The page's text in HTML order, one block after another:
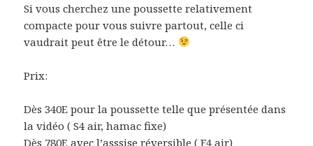
Si vous cherchez une poussette relativement
compacte pour vous suivre partout, celle ci
vaudrait peut être le détour…
Prix:
Dès 340E pour la poussette telle que présentée dans
la vidéo ( S4 air, hamac fixe)
Dès 780E avec l’asssise réversible ( F4 air)